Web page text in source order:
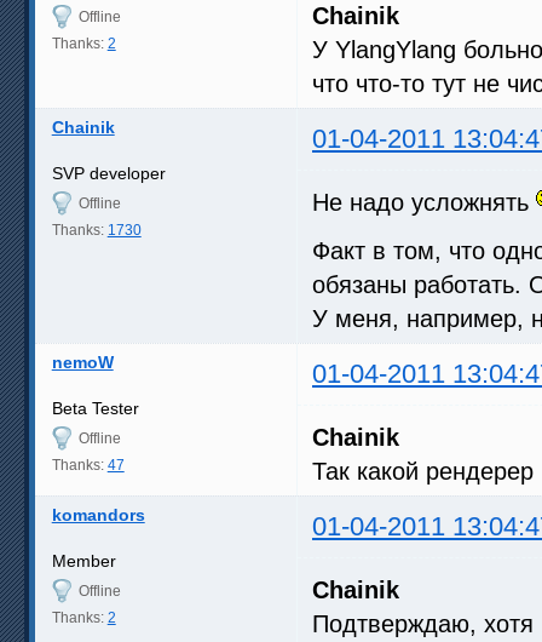
Offline
Thanks: 2
Chainik
У YlangYlang
что что-то тут не
Chainik 01-04-2011
SVP developer
Offline
Thanks: 1730
Не надо усложнять
Факт в том, что
обязаны работать.
У меня, например,
nemoW 01-04-2011
Beta Tester
Offline
Thanks: 47
Chainik
Так какой
komandors 01-04-2011
Member
Offline
Thanks: 2
Chainik
Подтверждаю, хотя